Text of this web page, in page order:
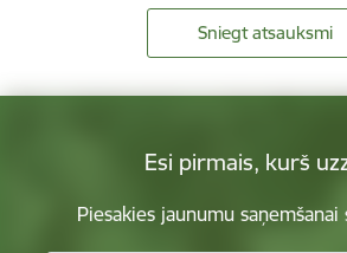
Sniegt atsauksmi
Esi pirmais, kurš
Piesakies jaunumu saņemšanai